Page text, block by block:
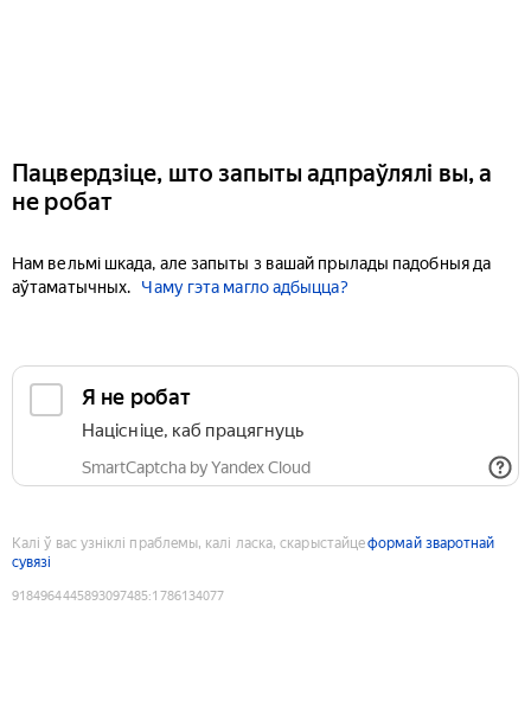
Пацвердзіце, што запыты адпраўлялі вы, а
не робат
Нам вельмі шкада, але запыты з вашай прылады падобныя да
аўтаматычных.
Чаму гэта магло адбыцца?
Я не робат
Націсніце, каб працягнуць
SmartCaptcha by Yandex Cloud
Калі ў вас узніклі праблемы, калі ласка, скарыстайцеформай зваротнай
сувязі
9184964445893097485:1786134077